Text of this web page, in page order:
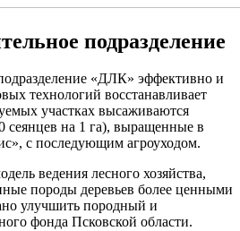
подразделение
«ДЛК» эффективно и
технологий восстанавливает
участках высаживаются
сеянцев на 1 га), выращенные в
с последующим агроуходом.
ведения лесного хозяйства,
породы деревьев более ценными
улучшить породный и
фонда Псковской области.